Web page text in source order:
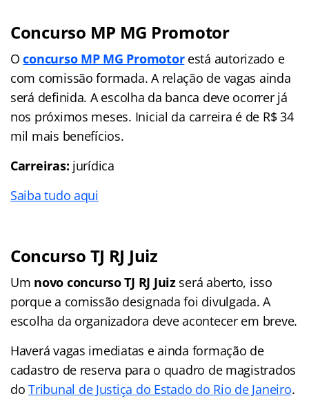
Concurso MP MG Promotor
O concurso MP MG Promotor está autorizado e
com comissão formada. A relação de vagas ainda
será definida. A escolha da banca deve ocorrer já
nos próximos meses. Inicial da carreira é de R$ 34
mil mais benefícios.
Carreiras: jurídica
Saiba tudo aqui
Concurso TJ RJ Juiz
Um novo concurso TJ RJ Juizserá aberto, isso
porque a comissão designada foi divulgada. A
escolha da organizadora deve acontecer em breve.
Haverá vagas imediatas e ainda formação de
cadastro de reserva para o quadro de magistrados
doTribunal de Justiça do Estado do Rio de Janeiro.